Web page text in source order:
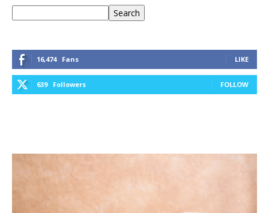
Search
16,474 Fans LIKE
639 Followers FOLLOW